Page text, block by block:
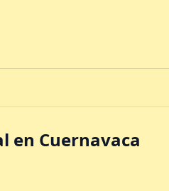
en Cuernavaca